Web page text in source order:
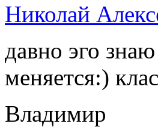
Николай
давно эго
меняется:)
Владимир